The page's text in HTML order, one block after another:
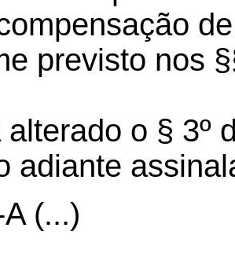
previsto nos
alterado o § 3º
adiante
A (...)